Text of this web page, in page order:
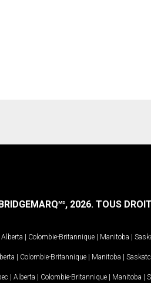
MD, 2026. TOUS
Alberta Colombie-Britannique Manitoba
Colombie-Britannique Manitoba
Alberta Colombie-Britannique Manitoba